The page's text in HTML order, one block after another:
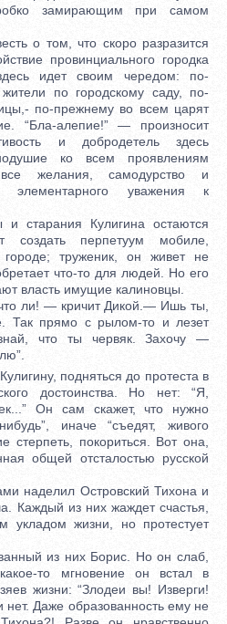
замирающим при самом
о том, что скоро разразится
провинциального городка
идет своим чередом: по-
по городскому саду, по-
по-прежнему во всем царят
“Бла-алепие!” — произносит
и добродетель здесь
ко всем проявлениям
желания, самодурство и
элементарного уважения к
Кулигина остаются
создать перпетуум мобиле,
городе; труженик, он живет не
что-то для людей. Но его
власть имущие калиновцы.
ли! — кричит Дикой.— Ишь ты,
Так прямо с рылом-то и лезет
что ты червяк. Захочу —
подняться до протеста в
достоинства. Но нет: “Я,
Он сам скажет, что нужно
иначе “съедят, живого
стерпеть, покориться. Вот она,
общей отсталостью русской
наделил Островский Тихона и
Каждый из них жаждет счастья,
укладом жизни, но протестует
из них Борис. Но он слаб,
то мгновение он встал в
жизни: “Злодеи вы! Изверги!
Даже образованность ему не